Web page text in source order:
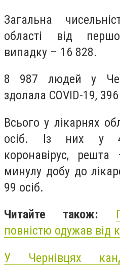
Загальна
області від
випадку – 16 828.
8 987 людей у
здолала COVID-19,
Всього у лікарнях
осіб. Із них у
коронавірус,
минулу добу до
99 осіб.
Читайте також:
повністю одужав від
У Чернівцях